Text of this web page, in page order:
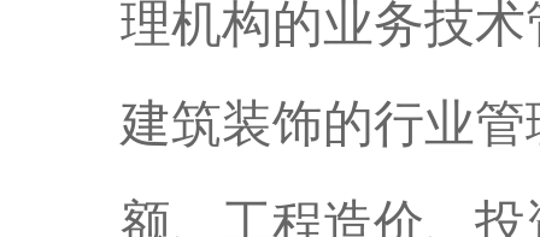
理机构的业务技
建筑装饰的行业
额、工程造价、